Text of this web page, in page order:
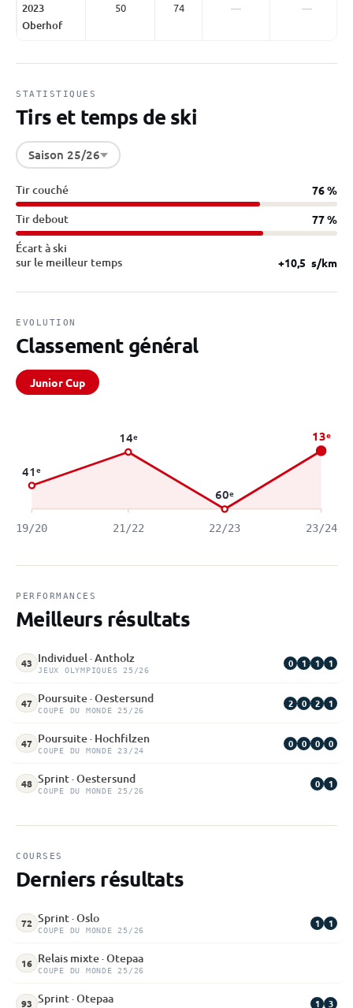
2023
Oberhof
50 74 — —
STATISTIQUES
Tirs et temps de ski
Saison 25/26
Tir couché 76 %
Tir debout 77 %
Écart à ski
sur le meilleur temps
+10,5 s/km
EVOLUTION
Classement général
Junior Cup
41e
19/20
14e
21/22
60e
22/23
13e
23/24
PERFORMANCES
Meilleurs résultats
43 Individuel · Antholz
JEUX OLYMPIQUES 25/26
0 1 1 1
47 Poursuite · Oestersund
COUPE DU MONDE 25/26
2 0 2 1
47 Poursuite · Hochfilzen
COUPE DU MONDE 23/24
0 0 0 0
48 Sprint · Oestersund
COUPE DU MONDE 25/26
0 1
COURSES
Derniers résultats
72 Sprint · Oslo
COUPE DU MONDE 25/26
1 1
16 Relais mixte · Otepaa
COUPE DU MONDE 25/26
93 Sprint · Otepaa 1 3